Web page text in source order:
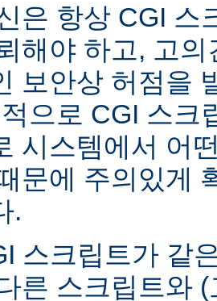
은 항상 CGI 스
해야 하고, 고
보안상 허점을
으로 CGI 스크
시스템에서 어
문에 주의있게
.
스크립트가 같
른 스크립트와